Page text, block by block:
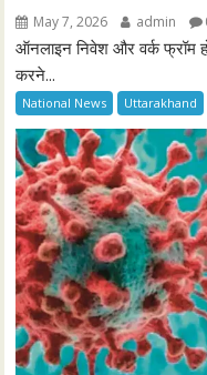
May 7, 2026 admin
ऑनलाइन निवेश और वर्क फ्रॉम
करने...
National News Uttarakhand